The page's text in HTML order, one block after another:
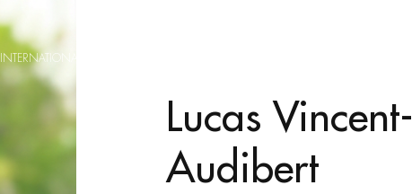
INTERNATIONAL
Lucas Vincent-
Audibert